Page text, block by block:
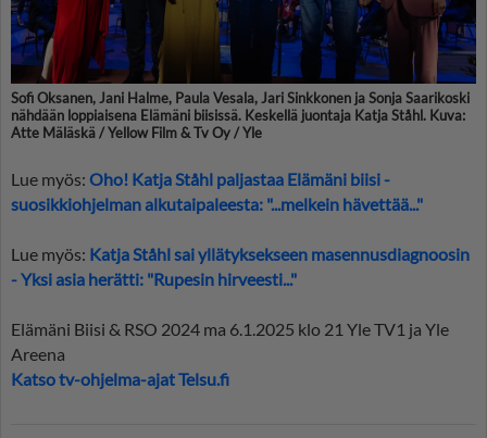
Sofi Oksanen, Jani Halme, Paula Vesala, Jari Sinkkonen ja Sonja Saarikoski
nähdään loppiaisena Elämäni biisissä. Keskellä juontaja Katja Ståhl. Kuva:
Atte Mäläskä / Yellow Film & Tv Oy / Yle
Lue myös: Oho! Katja Ståhl paljastaa Elämäni biisi -
suosikkiohjelman alkutaipaleesta: "...melkein hävettää..."
Lue myös: Katja Ståhl sai yllätyksekseen masennusdiagnoosin
- Yksi asia herätti: "Rupesin hirveesti..."
Elämäni Biisi & RSO 2024 ma 6.1.2025 klo 21 Yle TV1 ja Yle
Areena
Katso tv-ohjelma-ajat Telsu.fi